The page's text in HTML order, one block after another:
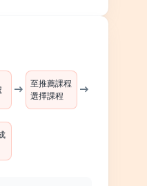
arrow_right_alt
至推薦課程
選擇課程
arrow_right_alt